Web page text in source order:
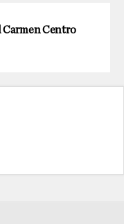
Carmen Centro